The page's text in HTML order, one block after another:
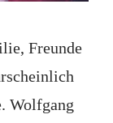
Freunde
Wolfgang